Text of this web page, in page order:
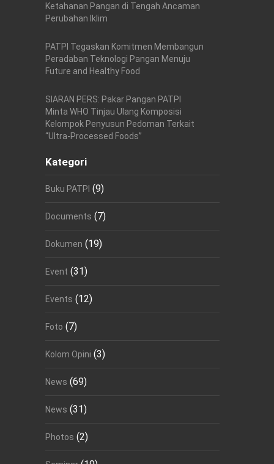
Ketahanan Pangan di Tengah Ancaman
Perubahan Iklim
PATPI Tegaskan Komitmen Membangun
Peradaban Teknologi Pangan Menuju
Future and Healthy Food
SIARAN PERS: Pakar Pangan PATPI
Minta WHO Tinjau Ulang Komposisi
Kelompok Penyusun Pedoman Terkait
“Ultra-Processed Foods”
Kategori
Buku PATPI (9)
Documents (7)
Dokumen (19)
Event (31)
Events (12)
Foto (7)
Kolom Opini (3)
News (69)
News (31)
Photos (2)